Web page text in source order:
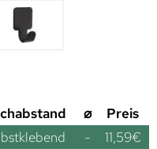
⌀
Preis
- 11,59€